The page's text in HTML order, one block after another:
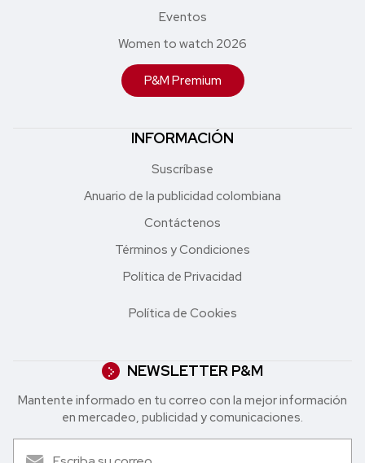
Eventos
Women to watch 2026
P&M Premium
INFORMACIÓN
Suscríbase
Anuario de la publicidad colombiana
Contáctenos
Términos y Condiciones
Política de Privacidad
Política de Cookies
NEWSLETTER P&M
Mantente informado en tu correo con la mejor in formación
en mercadeo, publicidad y comunicaciones.